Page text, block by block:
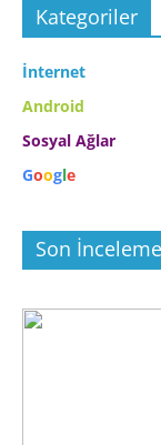
Kategoriler
İnternet
Android
Sosyal Ağlar
Google
Son